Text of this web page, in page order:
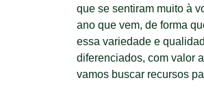
que se sentiram muito à
ano que vem, de forma
essa variedade e
diferenciados, com valor
vamos buscar recursos